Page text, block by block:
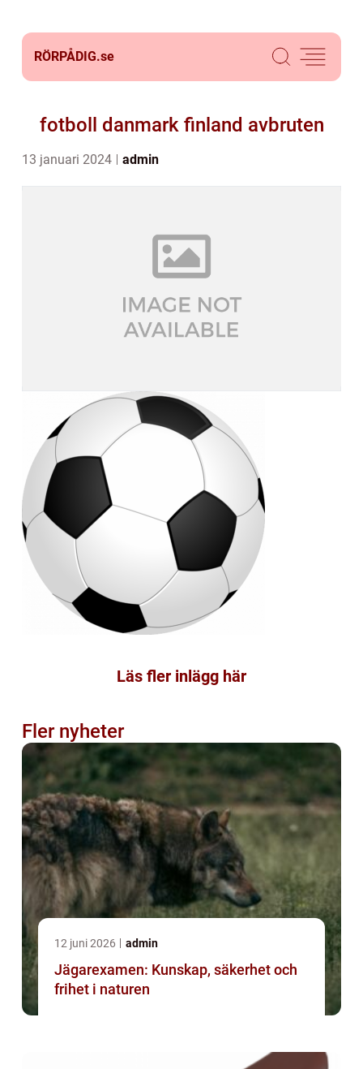
RÖRPÅDIG.se
fotboll danmark finland avbruten
13 januari 2024 admin
Läs fler inlägg här
Fler nyheter
12 juni 2026 admin
Jägarexamen: Kunskap, säkerhet och
frihet i naturen